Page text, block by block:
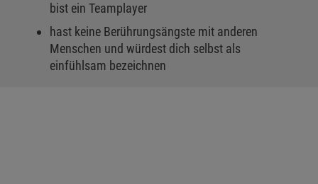
bist ein Teamplayer
hast keine Berührungsängste mit anderen
Menschen und würdest dich selbst als
einfühlsam bezeichnen